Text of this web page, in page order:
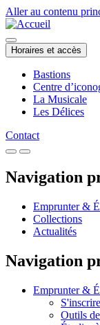
Aller au contenu
Horaires et accès
Bastions
Centre
La Musicale
Les Délices
Contact
Navigation
Emprunter &
Collections
Actualités
Navigation
Emprunter &
Outils